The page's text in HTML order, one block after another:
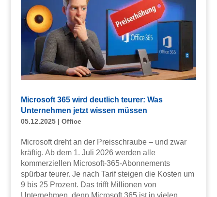
Microsoft 365 wird deutlich teurer: Was
Unternehmen jetzt wissen müssen
05.12.2025| Office
Microsoft dreht an der Preisschraube – und zwar
kräftig. Ab dem 1. Juli 2026 werden alle
kommerziellen Microsoft-365-Abonnements
spürbar teurer. Je nach Tarif steigen die Kosten um
9 bis 25 Prozent. Das trifft Millionen von
Unternehmen, denn Microsoft 365 ist in vielen